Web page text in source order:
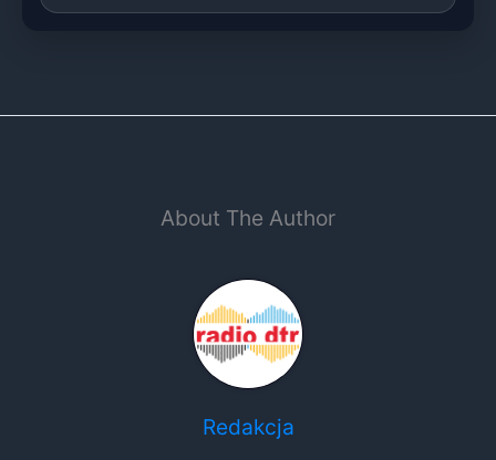
About The Author
Redakcja